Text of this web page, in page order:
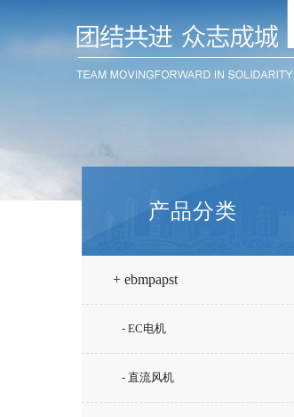
产品分类
+ ebmpapst
- EC电机
- 直流风机